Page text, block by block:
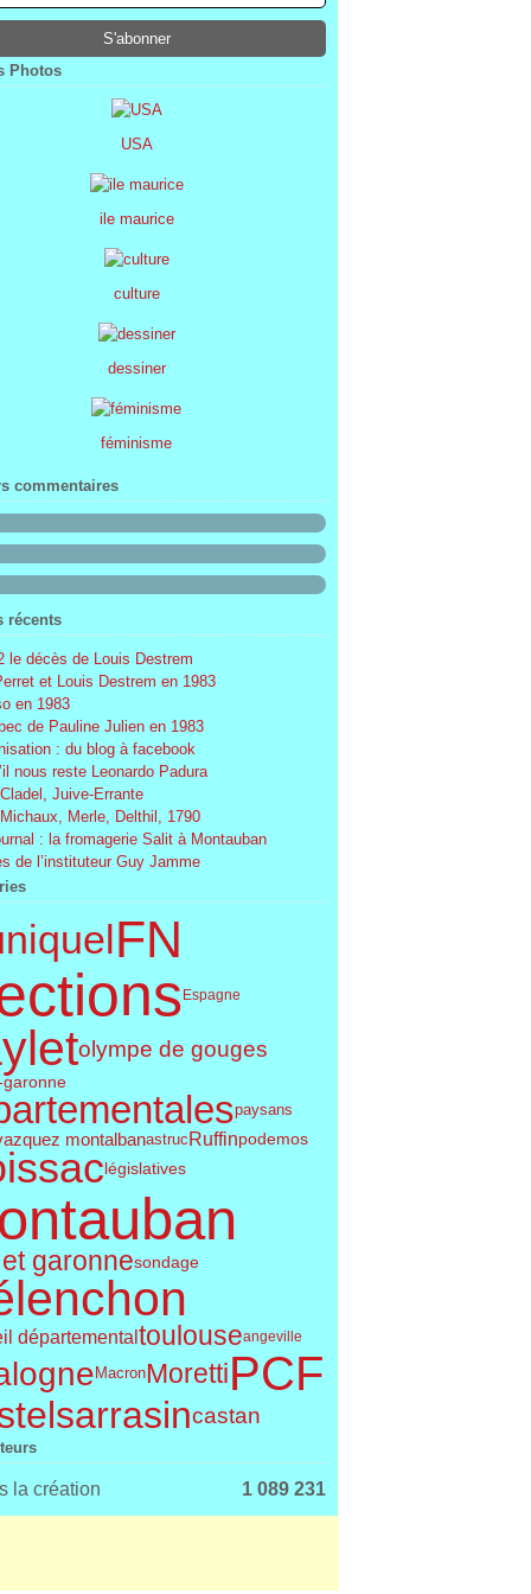
(68)
(7)
(2)
Photos
USA
ile maurice
culture
dessiner
féminisme
commentaires
récents
le décès de Louis Destrem
et Louis Destrem en 1983
en 1983
de Pauline Julien en 1983
: du blog à facebook
nous reste Leonardo Padura
Juive-Errante
Merle, Delthil, 1790
: la fromagerie Salit à Montauban
de l’instituteur Guy Jamme
FN
Espagne
olympe de gouges
paysans
montalbanastrucRuffinpodemos
législatives
garonnesondage
départemental toulouseangeville
MacronMorettiPCF
castan
la création 1 089 231